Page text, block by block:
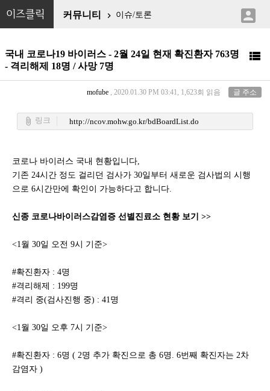
이즈클릭 커뮤니티  이슈/토론 
국내 코로나19 바이러스 - 2월 24일 현재 확진환자 763명
- 격리해제 18명 / 사망 7명

mofube , 2020.01.30 PM 03:41, 1,623회 읽음 글 주소
attach_file 링크 http://ncov.mohw.go.kr/bdBoardList.do
코로나 바이러스 국내 현황입니다,
기존 24시간 정도 걸리던 검사가 30일부터 새로운 검사법의 시행
으로 6시간만에 확인이 가능하다고 합니다.
신종 코로나바이러스감염증 선별진료소 현황 보기 >>
<1월 30일 오전 9시 기준>
#확진환자 : 4명
#격리해제 : 199명
#격리 중(검사진행 중) : 41명
<1월 30일 오후 7시 기준>
#확진환자 : 6명 ( 2명 추가 확진으로 총 6명. 6번째 확진자는 2차
감염자 )